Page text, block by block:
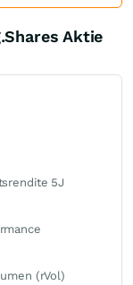
Aktie
5J
(rVol)